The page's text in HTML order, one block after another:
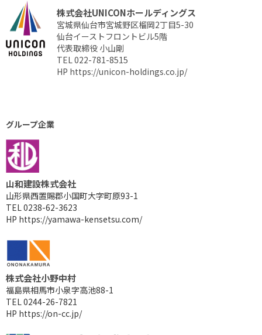
株式会社UNICONホールディングス
宮城県仙台市宮城野区榴岡2丁目5-30
仙台イーストフロントビル5階
代表取締役 小山剛
TEL 022-781-8515
HP https://unicon-holdings.co.jp/
グループ企業
山和建設株式会社
山形県西置賜郡小国町大字町原93-1
TEL 0238-62-3623
HP https://yamawa-kensetsu.com/
株式会社小野中村
福島県相馬市小泉字高池88-1
TEL 0244-26-7821
HP https://on-cc.jp/